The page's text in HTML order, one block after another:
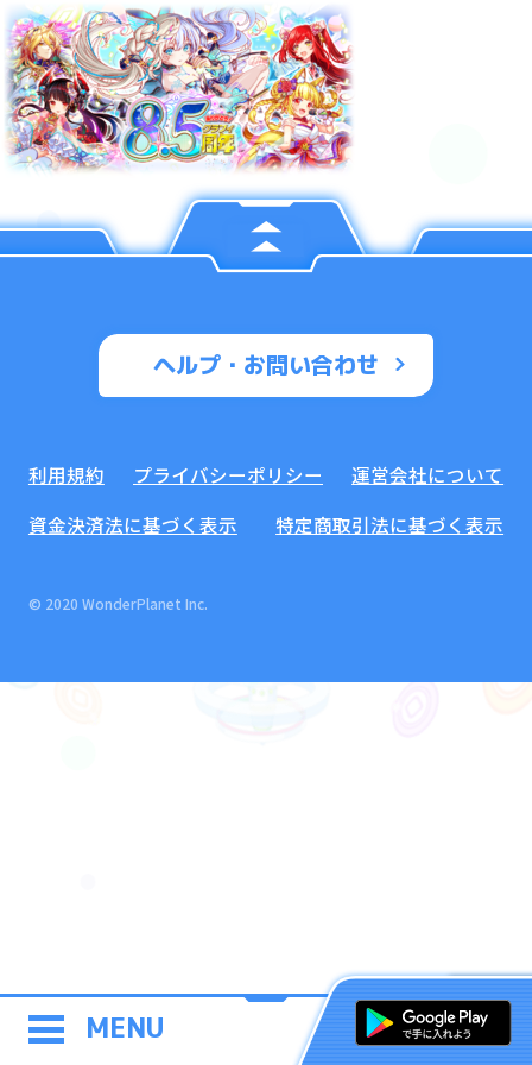
MENU
ヘルプ・お問い合わせ
利用規約 プライバシーポリシー
運営会社について
資金決済法に基づく表示
特定商取引法に基づく表示
© 2020 WonderPlanet Inc.